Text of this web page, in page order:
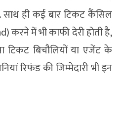
साथ ही कई बार टिकट कैंसिल
करने में भी काफी देरी होती है,
टिकट बिचौलियों या एजेंट के
रिफंड की जिम्‍मेदारी भी इन